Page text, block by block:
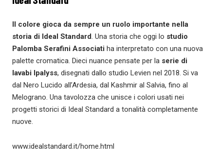
Il colore gioca da sempre un ruolo importante nella
storia di Ideal Standard. Una storia che oggi lo studio
Palomba Serafini Associati ha interpretato con una nuova
palette cromatica. Dieci nuance pensate per la serie di
lavabi Ipalyss, disegnati dallo studio Levien nel 2018. Si va
dal Nero Lucido all’Ardesia, dal Kashmir al Salvia, fino al
Melograno. Una tavolozza che unisce i colori usati nei
progetti storici di Ideal Standard a tonalità completamente
nuove.
www.idealstandard.it/home.html